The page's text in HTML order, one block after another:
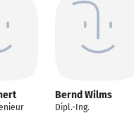
Bernd Wilms
Dipl.-Ing.